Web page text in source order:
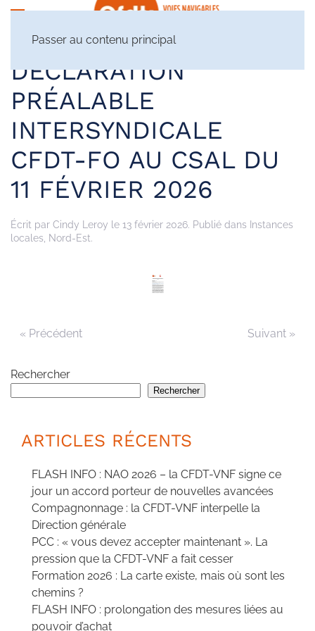
Passer au contenu principal
DÉCLARATION
PRÉALABLE
INTERSYNDICALE
CFDT-FO AU CSAL DU
11 FÉVRIER 2026
Écrit par Cindy Leroy le 13 février 2026. Publié dans Instances
locales
Nord-Est.
« Précédent Suivant »
Rechercher
Rechercher
ARTICLES RÉCENTS
FLASH INFO : NAO 2026 – la CFDT-VNF signe ce
jour un accord porteur de nouvelles avancées
Compagnonnage : la CFDT-VNF interpelle la
Direction générale
PCC : « vous devez accepter maintenant ». La
pression que la CFDT-VNF a fait cesser
Formation 2026 : La carte existe, mais où sont les
chemins ?
FLASH INFO : prolongation des mesures liées au
pouvoir d’achat